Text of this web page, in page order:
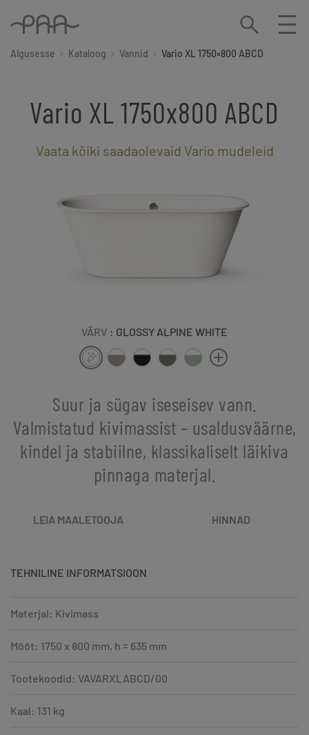
Algusesse Kataloog Vannid Vario XL 1750×800 ABCD
Vario XL 1750x800 ABCD
Vaata kõiki saadaolevaid Vario mudeleid
VÄRV : GLOSSY ALPINE WHITE
Suur ja sügav iseseisev vann.
Valmistatud kivimassist – usaldusväärne,
kindel ja stabiilne, klassikaliselt läikiva
pinnaga materjal.
LEIA MAALETOOJA HINNAD
TEHNILINE INFORMATSIOON
Materjal: Kivimass
Mõõt: 1750 x 800 mm, h = 635 mm
Tootekoodid: VAVARXLABCD/00
Kaal: 131 kg